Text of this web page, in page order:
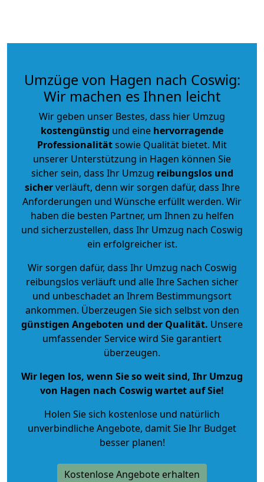
Umzüge von Hagen nach Coswig:
Wir machen es Ihnen leicht
Wir geben unser Bestes, dass hier Umzug
kostengünstig und eine hervorragende
Professionalitätsowie Qualität bietet. Mit
unserer Unterstützung in Hagen können Sie
sicher sein, dass Ihr Umzug reibungslos und
sicherverläuft, denn wir sorgen dafür, dass Ihre
Anforderungen und Wünsche erfüllt werden. Wir
haben die besten Partner, um Ihnen zu helfen
und sicherzustellen, dass Ihr Umzug nach Coswig
ein erfolgreicher ist.
Wir sorgen dafür, dass Ihr Umzug nach Coswig
reibungslos verläuft und alle Ihre Sachen sicher
und unbeschadet an Ihrem Bestimmungsort
ankommen. Überzeugen Sie sich selbst von den
günstigen Angeboten und der Qualität. Unsere
umfassender Service wird Sie garantiert
überzeugen.
Wir legen los, wenn Sie so weit sind, Ihr Umzug
von Hagen nach Coswig wartet auf Sie!
Holen Sie sich kostenlose und natürlich
unverbindliche Angebote, damit Sie Ihr Budget
besser planen!
Kostenlose Angebote erhalten